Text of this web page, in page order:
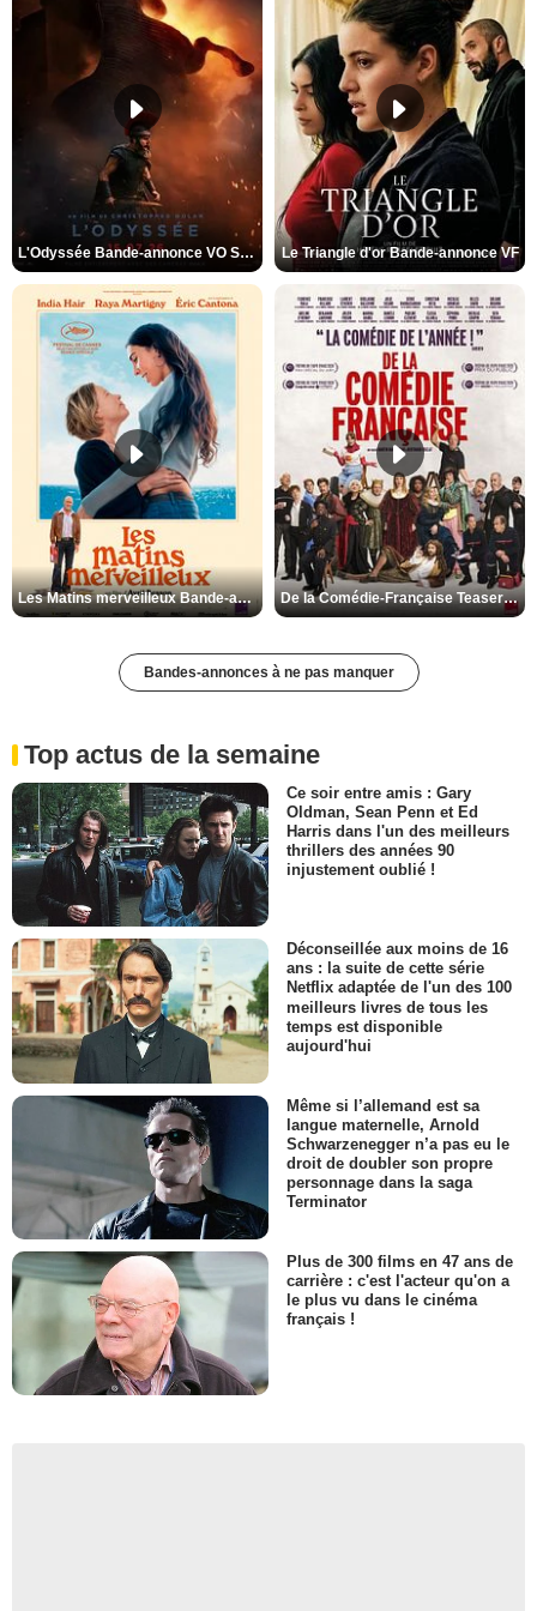
L'Odyssée Bande-annonce VO STFR Le Triangle d'or Bande-annonce VF
Les Matins merveilleux Bande-annonce VF De la Comédie-Française Teaser VF
Bandes-annonces à ne pas manquer
Top actus de la semaine
Ce soir entre amis : Gary
Oldman, Sean Penn et Ed
Harris dans l'un des meilleurs
thrillers des années 90
injustement oublié !
Déconseillée aux moins de 16
ans : la suite de cette série
Netflix adaptée de l'un des 100
meilleurs livres de tous les
temps est disponible
aujourd'hui
Même si l’allemand est sa
langue maternelle, Arnold
Schwarzenegger n’a pas eu le
droit de doubler son propre
personnage dans la saga
Terminator
Plus de 300 films en 47 ans de
carrière : c'est l'acteur qu'on a
le plus vu dans le cinéma
français !